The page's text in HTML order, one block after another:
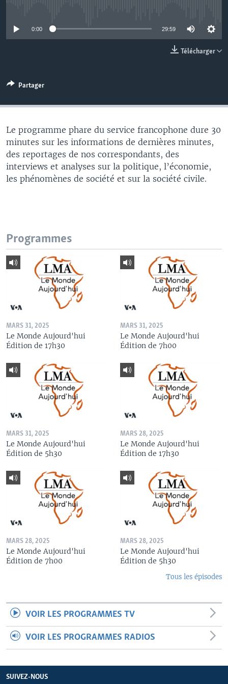
0:00 29:59
Télécharger
Partager
Le programme phare du service francophone dure 30
minutes sur les informations de dernières minutes,
des reportages de nos correspondants, des
interviews et analyses sur la politique, l’économie,
les phénomènes de société et sur la société civile.
Programmes
MARS 31, 2025
Le Monde Aujourd'hui
Édition de 17h30
MARS 31, 2025
Le Monde Aujourd'hui
Édition de 7h00
MARS 31, 2025
Le Monde Aujourd'hui
Édition de 5h30
MARS 28, 2025
Le Monde Aujourd'hui
Édition de 17h30
MARS 28, 2025
Le Monde Aujourd'hui
Édition de 7h00
MARS 28, 2025
Le Monde Aujourd'hui
Édition de 5h30
Tous les épisodes
VOIR LES PROGRAMMES TV
VOIR LES PROGRAMMES RADIOS
SUIVEZ-NOUS